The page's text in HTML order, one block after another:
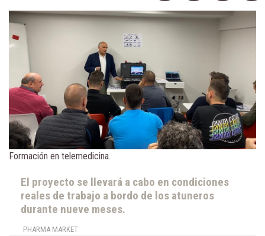
Formación en telemedicina.
El proyecto se llevará a cabo en condiciones
reales de trabajo a bordo de los atuneros
durante nueve meses.
PHARMA MARKET